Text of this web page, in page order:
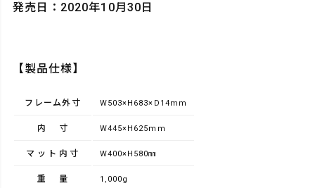
発売日：2020年10月30日
【製品仕様】
フレーム外寸 W503×H683×D14mm
内寸 W445×H625mm
マット内寸 W400×H580㎜
重量 1,000g